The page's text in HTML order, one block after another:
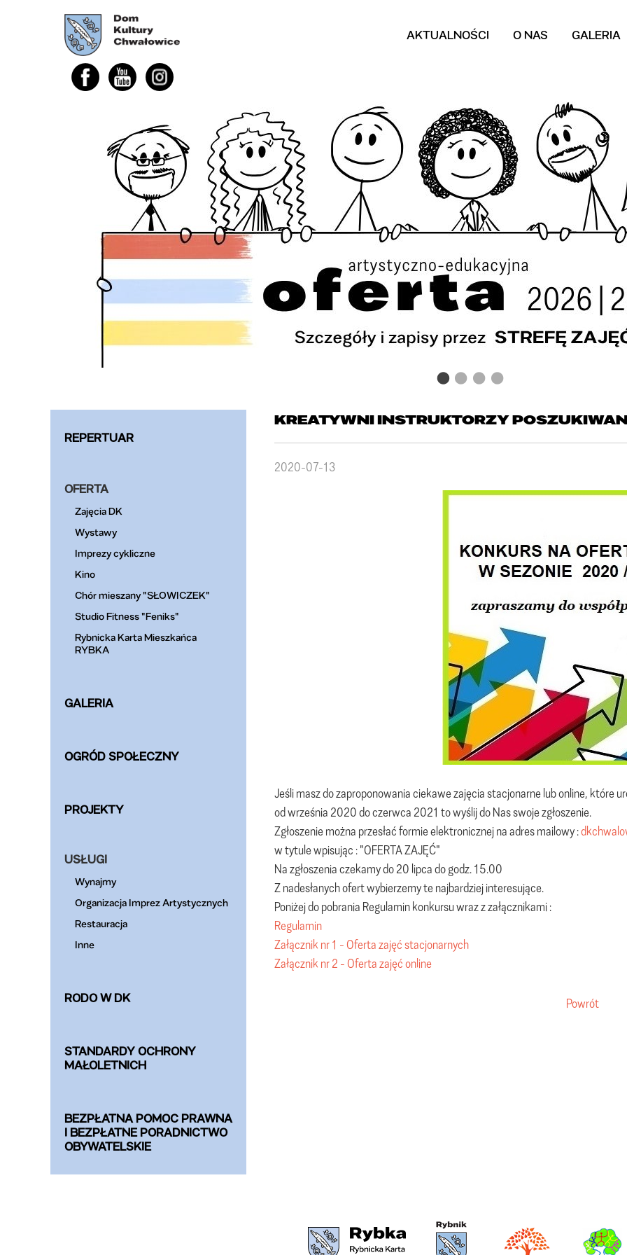
AKTUALNOŚCI O NAS GALERIA
REPERTUAR
OFERTA
Zajęcia DK
Wystawy
Imprezy cykliczne
Kino
Chór mieszany "SŁOWICZEK"
Studio Fitness "Feniks"
Rybnicka Karta Mieszkańca
RYBKA
GALERIA
OGRÓD SPOŁECZNY
PROJEKTY
USŁUGI
Wynajmy
Organizacja Imprez Artystycznych
Restauracja
Inne
RODO W DK
STANDARDY OCHRONY
MAŁOLETNICH
BEZPŁATNA POMOC PRAWNA
I BEZPŁATNE PORADNICTWO
OBYWATELSKIE
KREATYWNI INSTRUKTORZY
2020-07-13
Jeśli masz do zaproponowania ciekawe zajęcia stacjonarne lub online, które
od września 2020 do czerwca 2021 to wyślij do Nas swoje zgłoszenie.
Zgłoszenie można przesłać formie elektronicznej na adres mailowy :
w tytule wpisując : "OFERTA ZAJĘĆ"
Na zgłoszenia czekamy do 20 lipca do godz. 15.00
Z nadesłanych ofert wybierzemy te najbardziej interesujące.
Poniżej do pobrania Regulamin konkursu wraz z załącznikami :
Regulamin
Załącznik nr 1 - Oferta zajęć stacjonarnych
Załącznik nr 2 - Oferta zajęć online
Powrót